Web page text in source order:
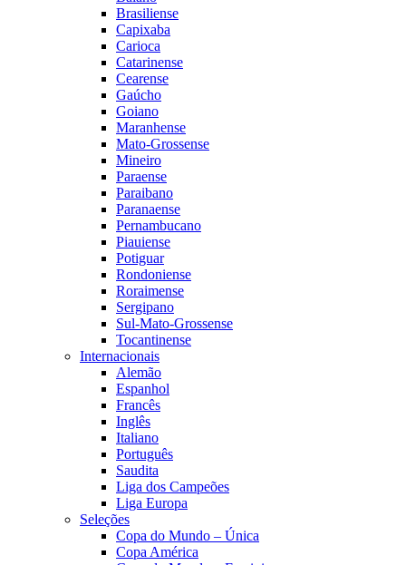
Brasiliense
Capixaba
Carioca
Catarinense
Cearense
Gaúcho
Goiano
Maranhense
Mato-Grossense
Mineiro
Paraense
Paraibano
Paranaense
Pernambucano
Piauiense
Potiguar
Rondoniense
Roraimense
Sergipano
Sul-Mato-Grossense
Tocantinense
Internacionais
Alemão
Espanhol
Francês
Inglês
Italiano
Português
Saudita
Liga dos Campeões
Liga Europa
Seleções
Copa do Mundo – Única
Copa América